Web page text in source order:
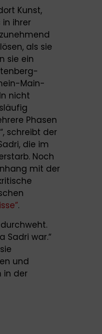
Kunst,
ihrer
als sie
sie ein
Main-
nicht
Phasen
schreibt der
die im
Noch
mit der
.
Sadri war.“
und
in der